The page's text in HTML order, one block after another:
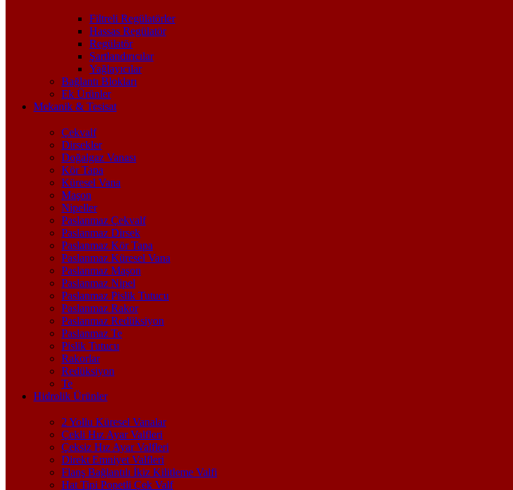
Filtreli Regülatörler
Hassas Regülatör
Regülatör
Şartlandırıcılar
Yağlayıcılar
Bağlantı Blokları
Ek Ürünler
Mekanik & Tesisat
Çekvalf
Dirsekler
Doğalgaz Vanası
Kör Tapa
Küresel Vana
Maşon
Nipeller
Paslanmaz Çekvalf
Paslanmaz Dirsek
Paslanmaz Kör Tapa
Paslanmaz Küresel Vana
Paslanmaz Maşon
Paslanmaz Nipel
Paslanmaz Pislik Tutucu
Paslanmaz Rakor
Paslanmaz Redüksiyon
Paslanmaz Te
Pislik Tutucu
Rakorlar
Redüksiyon
Te
Hidrolik Ürünler
2 Yollu Küresel Vanalar
Çekli Hız Ayar Valfleri
Çeksiz Hız Ayar Valfleri
Direkt Emniyet Valfleri
Flanş Bağlantılı İkiz Kilitleme Valfi
Hat Tipi Popetli Çek Valf